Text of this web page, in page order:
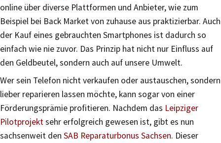
online über diverse Plattformen und Anbieter, wie zum
Beispiel bei Back Market von zuhause aus praktizierbar. Auch
der Kauf eines gebrauchten Smartphones ist dadurch so
einfach wie nie zuvor. Das Prinzip hat nicht nur Einfluss auf
den Geldbeutel, sondern auch auf unsere Umwelt.
Wer sein Telefon nicht verkaufen oder austauschen, sondern
lieber reparieren lassen möchte, kann sogar von einer
Förderungsprämie profitieren. Nachdem das Leipziger
Pilotprojektsehr erfolgreich gewesen ist, gibt es nun
sachsenweit den SAB Reparaturbonus Sachsen. Dieser